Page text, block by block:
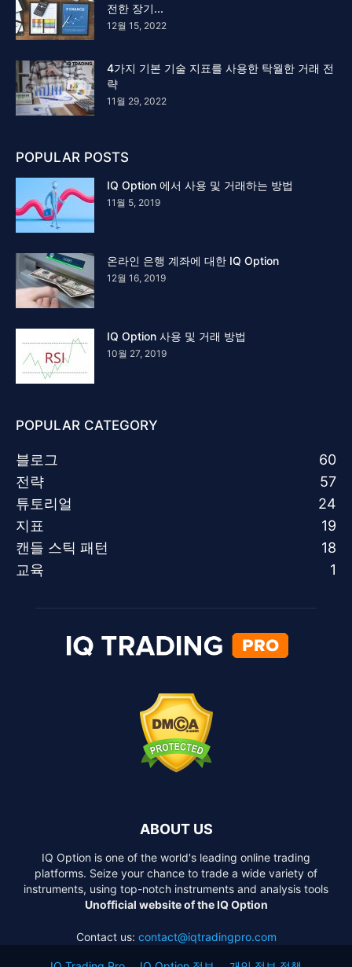
전한 장기...
12월 15, 2022
4가지 기본 기술 지표를 사용한 탁월한 거래 전
략
11월 29, 2022
POPULAR POSTS
IQ Option 에서 사용 및 거래하는 방법
11월 5, 2019
온라인 은행 계좌에 대한 IQ Option
12월 16, 2019
IQ Option 사용 및 거래 방법
10월 27, 2019
POPULAR CATEGORY
블로그
60
전략
57
튜토리얼
24
지표
19
캔들 스틱 패턴
18
교육
1
ABOUT US
IQ Option is one of the world's leading online trading
platforms. Seize your chance to trade a wide variety of
instruments, using top-notch instruments and analysis tools
Unofficial website of the IQ Option
Contact us: contact@iqtradingpro.com